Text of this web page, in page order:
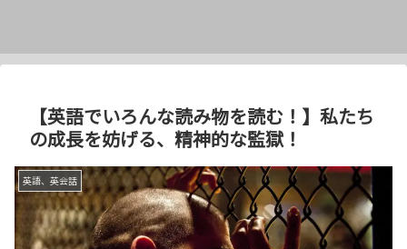
【英語でいろんな読み物を読む！】私たち
の成長を妨げる、精神的な監獄！
英語、英会話